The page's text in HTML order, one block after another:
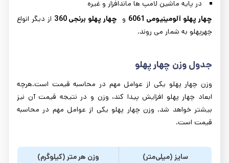
در پایه ماشین لامپ ها ماندافزار و غیره
چهار پهلو آلومینیومی 6061
و چهار پهلو برنجی 360
از دیگر انواع
چهرپهلو به شمار می روند.
جدول وزن چهار پهلو
وزن چهار پهلو یکی از عوامل مهم در محاسبه قیمت است.هرچه
ابعاد چهار پهلو افزایش پیدا کند، وزن و در نتیجه قیمت آن نیز
بیشتر خواهد شد. وزن چهار پهلو یکی از عوامل مهم در محاسبه
قیمت است.
سایز (میلی‌متر) وزن هر متر (کیلوگرم)